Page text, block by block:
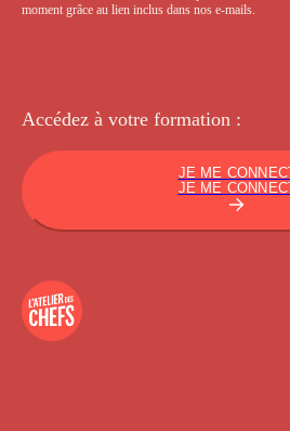
moment grâce au lien inclus dans nos e-mails.
Accédez à votre formation :
JE ME
JE ME